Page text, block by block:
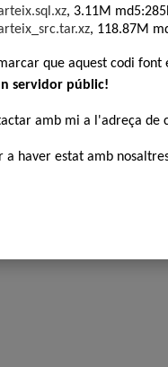
, 3.11M
, 118.87M
que aquest codi
servidor públic!
amb mi a l'adreça de
a haver estat amb